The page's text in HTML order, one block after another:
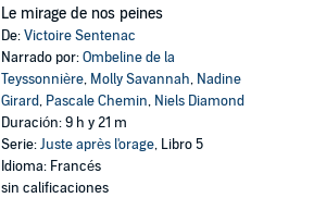
Le mirage de nos peines
De:Victoire Sentenac
Narrado por:Ombeline de la
Teyssonnière, Molly Savannah, Nadine
Girard, Pascale Chemin, Niels Diamond
Duración: 9 h y 21 m
Serie:Juste après l'orage, Libro 5
Idioma: Francés
sin calificaciones